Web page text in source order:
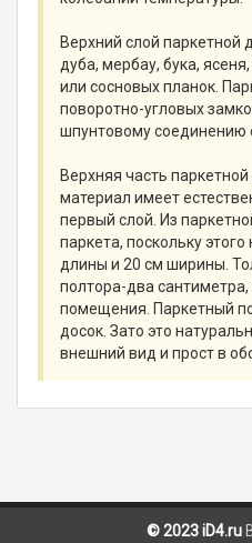
Верхний слой паркетной
дуба, мербау, бука,
или сосновых планок.
поворотно-угловых
шпунтовому соединению
Верхняя часть
материал имеет
первый слой. Из
паркета, поскольку
длины и 20 см ширины.
полтора-два
помещения. Паркетный
досок. Зато это
внешний вид и прост в
© 2023 iD4.ru